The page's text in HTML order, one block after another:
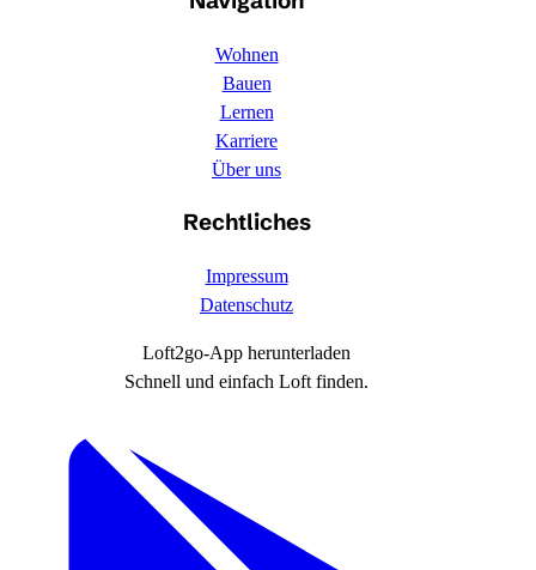
Wohnen
Bauen
Lernen
Karriere
Über uns
Rechtliches
Impressum
Datenschutz
Loft2go-App herunterladen
Schnell und einfach Loft finden.